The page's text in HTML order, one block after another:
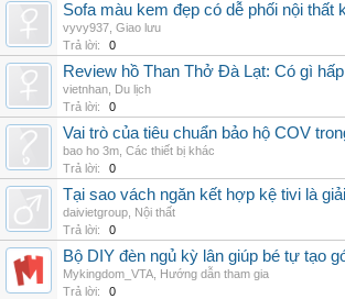
Sofa màu kem đẹp có dễ phối nội thất
vyvy937 Giao lưu
Trả lời:
0
Review hồ Than Thở Đà Lạt: Có gì
vietnhan Du lịch
Trả lời:
0
Vai trò của tiêu chuẩn bảo hộ COV
bao ho 3m Các thiết bị khác
Trả lời:
0
Tại sao vách ngăn kết hợp kệ tivi là
daivietgroup Nội thất
Trả lời:
0
Bộ DIY đèn ngủ kỳ lân giúp bé tự tạo
Mykingdom_VTA Hướng dẫn tham gia
Trả lời:
0